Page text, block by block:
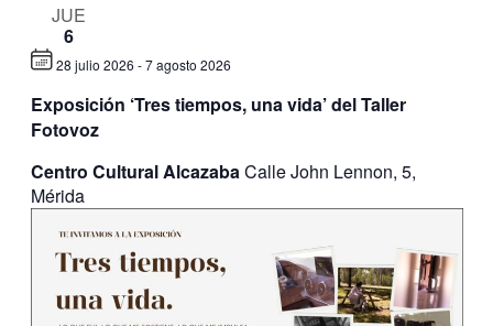
JUE
6
Exposición ‘Tres tiempos, una vida’ del Taller
Fotovoz
28 julio 2026 -7 agosto 2026
Centro Cultural Alcazaba Calle John Lennon, 5,
Mérida